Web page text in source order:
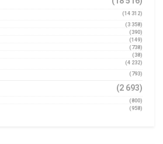
(14 312)
(3 358)
(390)
(149)
(738)
(38)
(4 232)
(793)
(2 693)
(800)
(958)